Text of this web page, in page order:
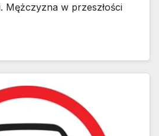
Mężczyzna w przeszłości